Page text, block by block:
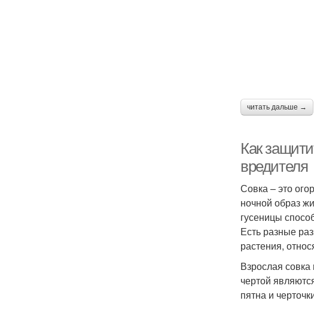
читать дальше →
Как
вредителя
Совка – это
ночной образ
гусеницы
Есть разные
растения,
Взрослая
чертой
пятна и